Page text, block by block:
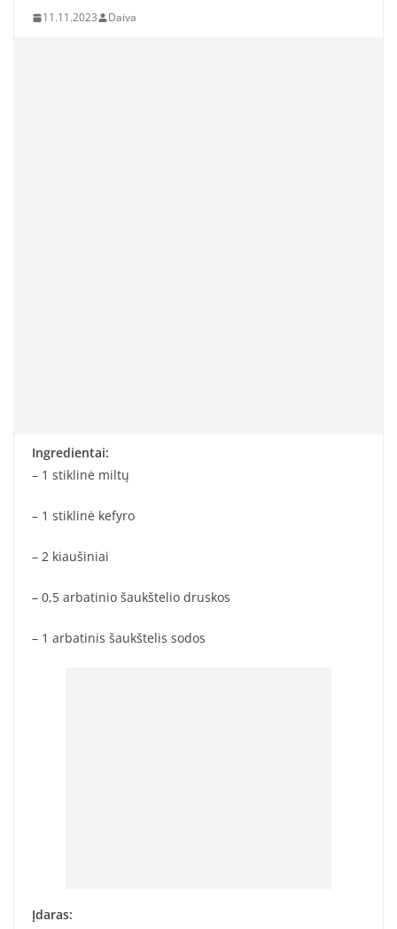
11.11.2023 Daiva
Ingredientai:
– 1 stiklinė miltų
– 1 stiklinė kefyro
– 2 kiaušiniai
– 0,5 arbatinio šaukštelio druskos
– 1 arbatinis šaukštelis sodos
Įdaras: